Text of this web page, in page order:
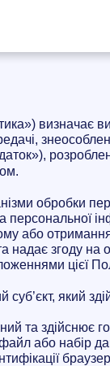
визначає
обробки
персональної
або
надає згоду
цієї
який
та здійснює
або набір